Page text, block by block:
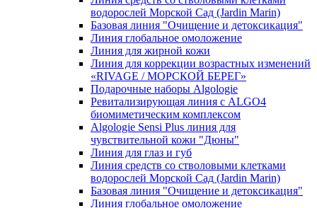
водорослей Морской Сад (Jardin Marin)
Базовая линия "Очищение и детоксикация"
Линия глобальное омоложение
Линия для жирной кожи
Линия для коррекции возрастных изменений
«RIVAGE / МОРСКОЙ БЕРЕГ»
Подарочные наборы Algologie
Ревитализирующая линия с ALGO4
биомиметическим комплексом
Algologie Sensi Plus линия для
чувcтвительной кожи "Дюны"
Линия для глаз и губ
Линия средств со стволовыми клетками
водорослей Морской Сад (Jardin Marin)
Базовая линия "Очищение и детоксикация"
Линия глобальное омоложение